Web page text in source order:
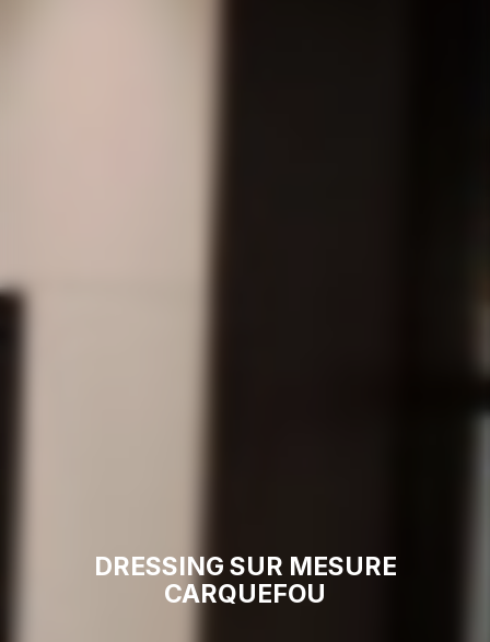
DRESSING SUR MESURE
CARQUEFOU